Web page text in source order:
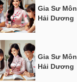
Gia Sư
Hải Dương
Gia Sư
Hải Dương